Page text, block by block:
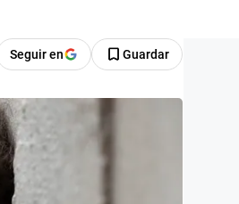
Seguir en Guardar